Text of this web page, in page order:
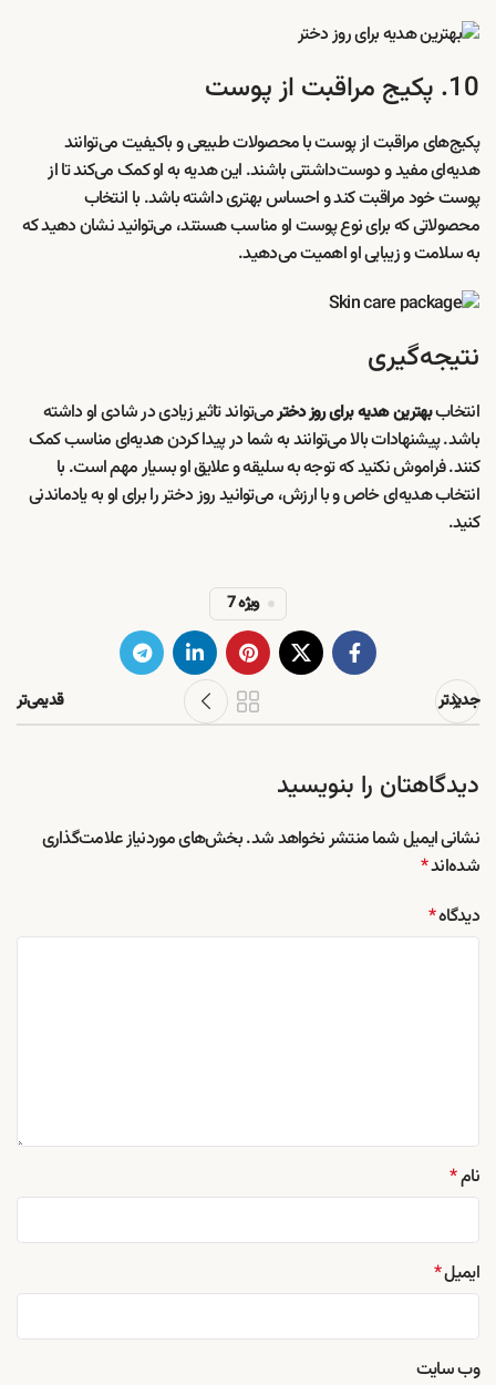
10. پکیج مراقبت از پوست
پکیج‌های مراقبت از پوست با محصولات طبیعی و باکیفیت می‌توانند
هدیه‌ای مفید و دوست‌داشتنی باشند. این هدیه به او کمک می‌کند تا از
پوست خود مراقبت کند و احساس بهتری داشته باشد. با انتخاب
محصولاتی که برای نوع پوست او مناسب هستند، می‌توانید نشان دهید که
به سلامت و زیبایی او اهمیت می‌دهید.
نتیجه‌گیری
انتخاببهترین هدیه برای روز دخترمی‌تواند تاثیر زیادی در شادی او داشته
باشد. پیشنهادات بالا می‌توانند به شما در پیدا کردن هدیه‌ای مناسب کمک
کنند. فراموش نکنید که توجه به سلیقه و علایق او بسیار مهم است. با
انتخاب هدیه‌ای خاص و با ارزش، می‌توانید روز دختر را برای او به یادماندنی
کنید.
ویژه 7
جدیدتر قدیمی‌تر
دیدگاهتان را بنویسید
نشانی ایمیل شما منتشر نخواهد شد.بخش‌های موردنیاز علامت‌گذاری
شده‌اند*
دیدگاه*
نام*
ایمیل*
وب‌ سایت